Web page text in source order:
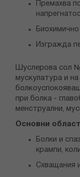
Премахва
Изгражда
Шуслерова сол
мускулатура и
при болка -
менструални,
Основни
Болки и
крампи,
Схващания